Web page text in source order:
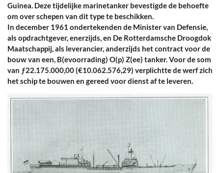
Guinea. Deze tijdelijke marinetanker bevestigde de behoefte
om over schepen van dit type te beschikken.
In december 1961 ondertekenden de Minister van Defensie,
als opdrachtgever, enerzijds, en De Rotterdamsche Droogdok
Maatschappij, als leverancier, anderzijds het contract voor de
bouw van een, B(evoorrading) O(p) Z(ee) tanker. Voor de som
van ƒ22.175.000,00 (€10.062.576,29) verplichtte de werf zich
het schip te bouwen en gereed voor dienst af te leveren.